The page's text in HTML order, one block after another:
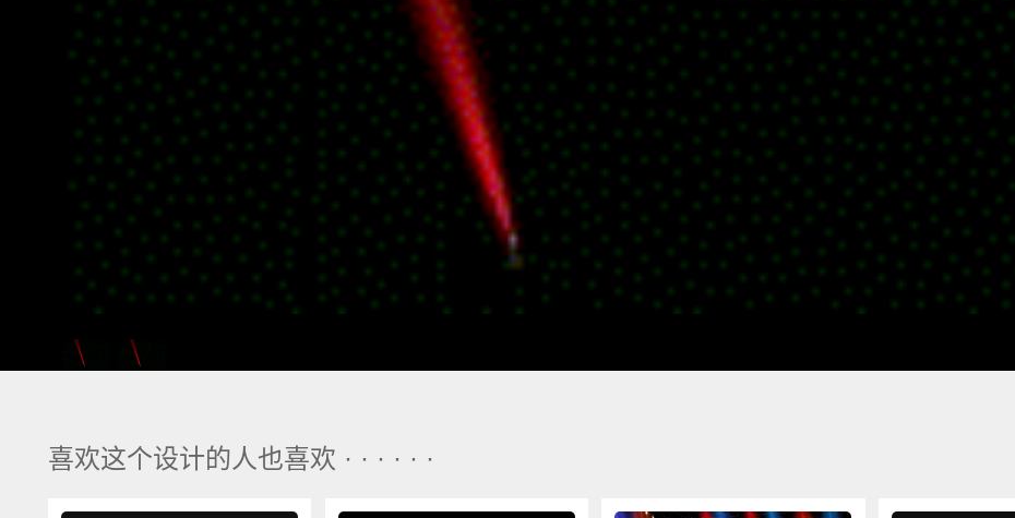
喜欢这个设计的人也喜欢 · · · · · ·